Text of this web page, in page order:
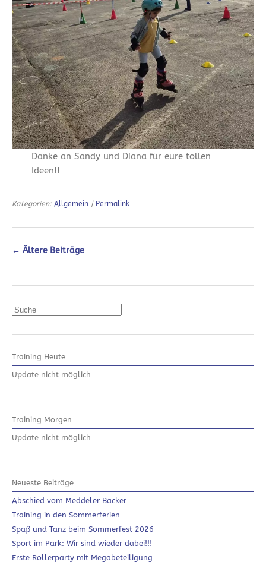
Danke an Sandy und Diana für eure tollen
Ideen!!
Kategorien: Allgemein | Permalink
← Ältere Beiträge
Suchen
Training Heute
Update nicht möglich
Training Morgen
Update nicht möglich
Neueste Beiträge
Abschied vom Meddeler Bäcker
Training in den Sommerferien
Spaß und Tanz beim Sommerfest 2026
Sport im Park: Wir sind wieder dabei!!!
Erste Rollerparty mit Megabeteiligung